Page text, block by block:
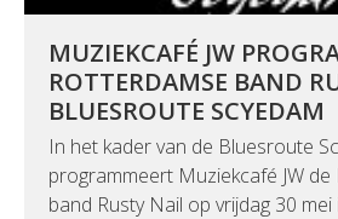
MUZIEKCAFÉ JW
ROTTERDAMSE BAND
BLUESROUTE SCYEDAM
In het kader van de Bluesroute
programmeert Muziekcafé JW
band Rusty Nail op vrijdag 30